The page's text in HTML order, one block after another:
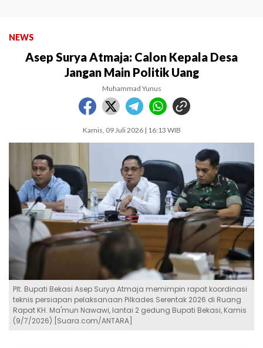
NEWS
Asep Surya Atmaja: Calon Kepala Desa
Jangan Main Politik Uang
Muhammad Yunus
Kamis, 09 Juli 2026 | 16:13 WIB
Plt. Bupati Bekasi Asep Surya Atmaja memimpin rapat koordinasi
teknis persiapan pelaksanaan Pilkades Serentak 2026 di Ruang
Rapat KH. Ma'mun Nawawi, lantai 2 gedung Bupati Bekasi, Kamis
(9/7/2026) [Suara.com/ANTARA]